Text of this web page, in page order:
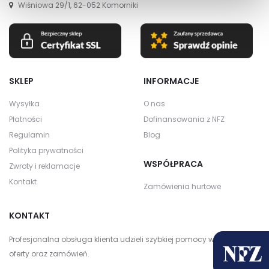
Wiśniowa 29/1, 62-052 Komorniki
SKLEP
Wysyłka
Płatności
Regulamin
Polityka prywatności
Zwroty i reklamacje
Kontakt
INFORMACJE
O nas
Dofinansowania z NFZ
Blog
WSPÓŁPRACA
Zamówienia hurtowe
KONTAKT
Profesjonalna obsługa klienta udzieli szybkiej pomocy w zakresie
oferty oraz zamówień.